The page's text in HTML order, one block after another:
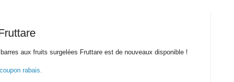
aux fruits surgelées Fruttare est de nouveaux disponible !
rabais.